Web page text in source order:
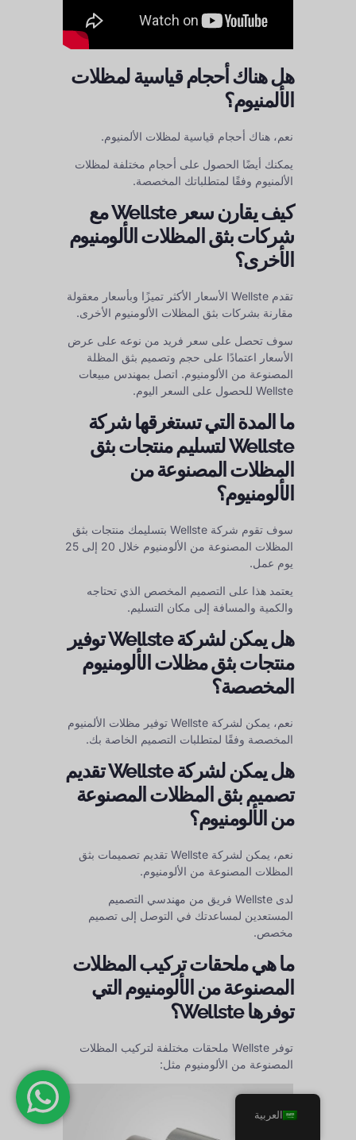
هل هناك أحجام قياسية لمظلات
الألمنيوم؟
نعم، هناك أحجام قياسية لمظلات الألمنيوم.
يمكنك أيضًا الحصول على أحجام مختلفة لمظلات
الألمنيوم وفقًا لمتطلباتك المخصصة.
كيف يقارن سعر Wellste مع
شركات بثق المظلات الألومنيوم
الأخرى؟
تقدم Wellste الأسعار الأكثر تميزًا وبأسعار معقولة
مقارنة بشركات بثق المظلات الألومنيوم الأخرى.
سوف تحصل على سعر فريد من نوعه على عرض
الأسعار اعتمادًا على حجم وتصميم بثق المظلة
المصنوعة من الألومنيوم. اتصل بمهندس مبيعات
Wellste للحصول على السعر اليوم.
ما المدة التي تستغرقها شركة
Wellste لتسليم منتجات بثق
المظلات المصنوعة من
الألومنيوم؟
سوف تقوم شركة Wellste بتسليمك منتجات بثق
المظلات المصنوعة من الألومنيوم خلال 20 إلى 25
يوم عمل.
يعتمد هذا على التصميم المخصص الذي تحتاجه
والكمية والمسافة إلى مكان التسليم.
هل يمكن لشركة Wellste توفير
منتجات بثق مظلات الألومنيوم
المخصصة؟
نعم، يمكن لشركة Wellste توفير مظلات الألمنيوم
المخصصة وفقًا لمتطلبات التصميم الخاصة بك.
هل يمكن لشركة Wellste تقديم
تصميم بثق المظلات المصنوعة
من الألومنيوم؟
نعم، يمكن لشركة Wellste تقديم تصميمات بثق
المظلات المصنوعة من الألومنيوم.
لدى Wellste فريق من مهندسي التصميم
المستعدين لمساعدتك في التوصل إلى تصميم
مخصص.
ما هي ملحقات تركيب المظلات
المصنوعة من الألومنيوم التي
توفرها Wellste؟
توفر Wellste ملحقات مختلفة لتركيب المظلات
المصنوعة من الألومنيوم مثل:
العربية